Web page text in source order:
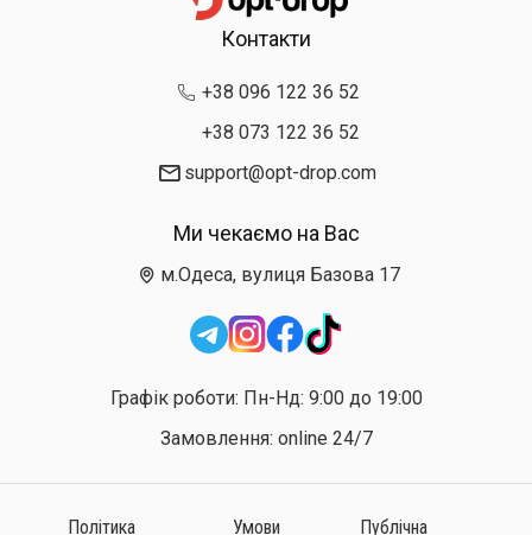
Контакти
+38 096 122 36 52
+38 073 122 36 52
support@opt-drop.com
Ми чекаємо на Вас
м.Одеса, вулиця Базова 17
Графік роботи: Пн-Нд: 9:00 до 19:00
Замовлення: online 24/7
Політика Умови Публічна